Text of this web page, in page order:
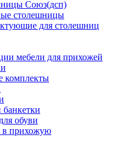
Союз(дсп)
столешницы
для столешниц
мебели для прихожей
комплекты
обуви
прихожую